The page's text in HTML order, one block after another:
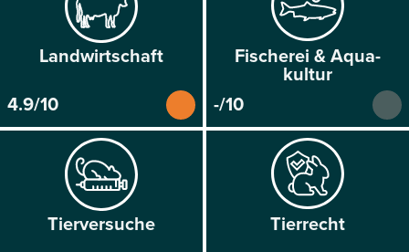
Land­wirtschaft
4.9/10
Fischerei & Aqua­
kultur
-/10
Tier­versuche
Tier­recht